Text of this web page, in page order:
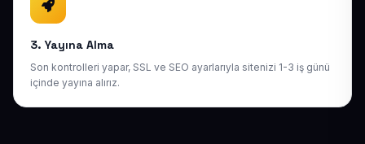
3. Yayına Alma
Son kontrolleri yapar, SSL ve SEO ayarlarıyla sitenizi 1-3 iş günü
içinde yayına alırız.